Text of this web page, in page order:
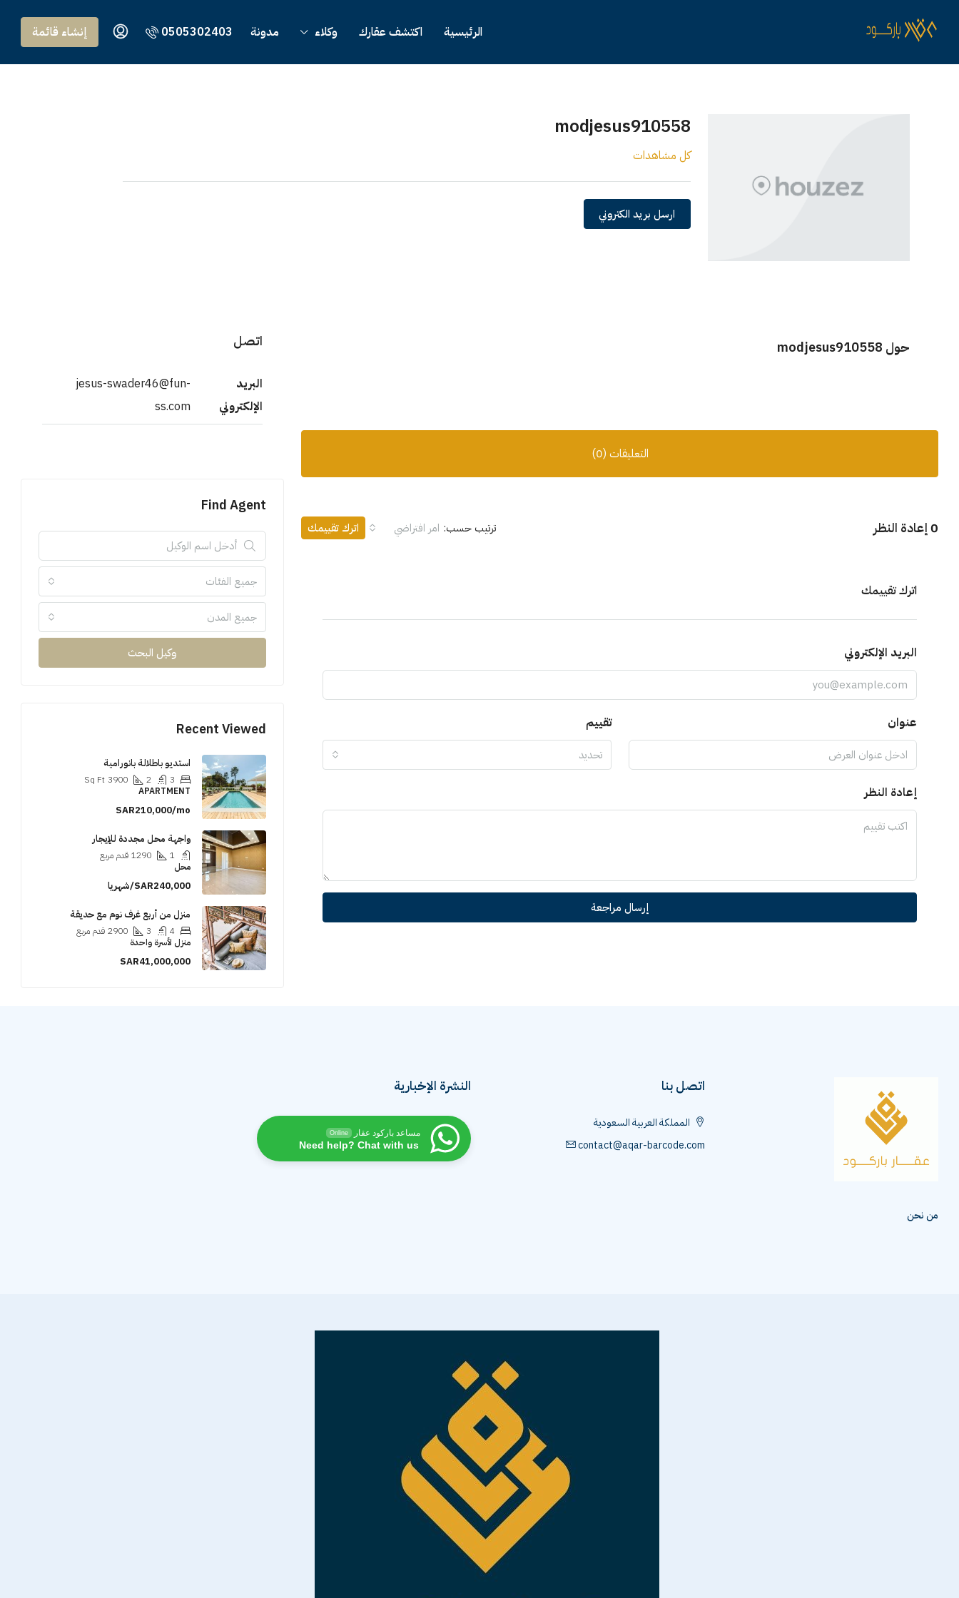
الرئيسية اكتشف عقارك وكلاء مدونة 0505302403 إنشاء قائمة
modjesus910558
كل مشاهدات
ارسل بريد الكتروني
حول modjesus910558
التعليقات (0)
0 إعادة النظر ترتيب حسب: امر افتراضي اترك تقييمك
اترك تقييمك
البريد الإلكتروني
عنوان تقييم
تحديد
إعادة النظر
إرسال مراجعة
اتصل
البريد
الإلكتروني
jesus-swader46@fun-
ss.com
Find Agent
جميع الفئات
جميع المدن
وكيل البحث
Recent Viewed
استديو باطلالة بانورامية
3
2
3900
Sq Ft
APARTMENT
SAR210,000/mo
واجهة محل مجددة للإيجار
1
1290 قدم مربع
محل
SAR240,000/شهريا
منزل من أربع غرف نوم مع حديقة
4
3
2900 قدم مربع
منزل لأسرة واحدة
SAR41,000,000
من نحن
اتصل بنا
المملكة العربية السعودية
contact@aqar-barcode.com
النشرة الإخبارية
مساعد باركود عقار Online
Need help? Chat with us